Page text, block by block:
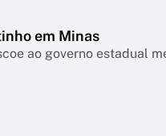
em Minas
ao governo estadual